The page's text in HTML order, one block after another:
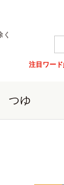
注目ワード
つゆ